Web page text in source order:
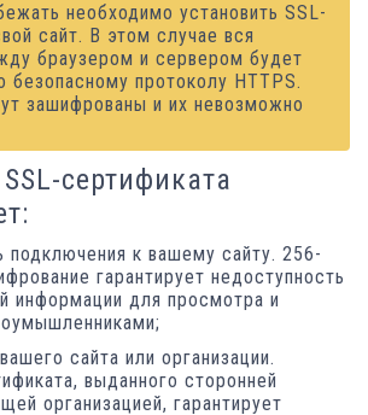
необходимо установить SSL-
сайт. В этом случае вся
браузером и сервером будет
безопасному протоколу HTTPS.
зашифрованы и их невозможно
сертификата
подключения к вашему сайту. 256-
гарантирует недоступность
информации для просмотра и
сайта или организации.
выданного сторонней
организацией, гарантирует